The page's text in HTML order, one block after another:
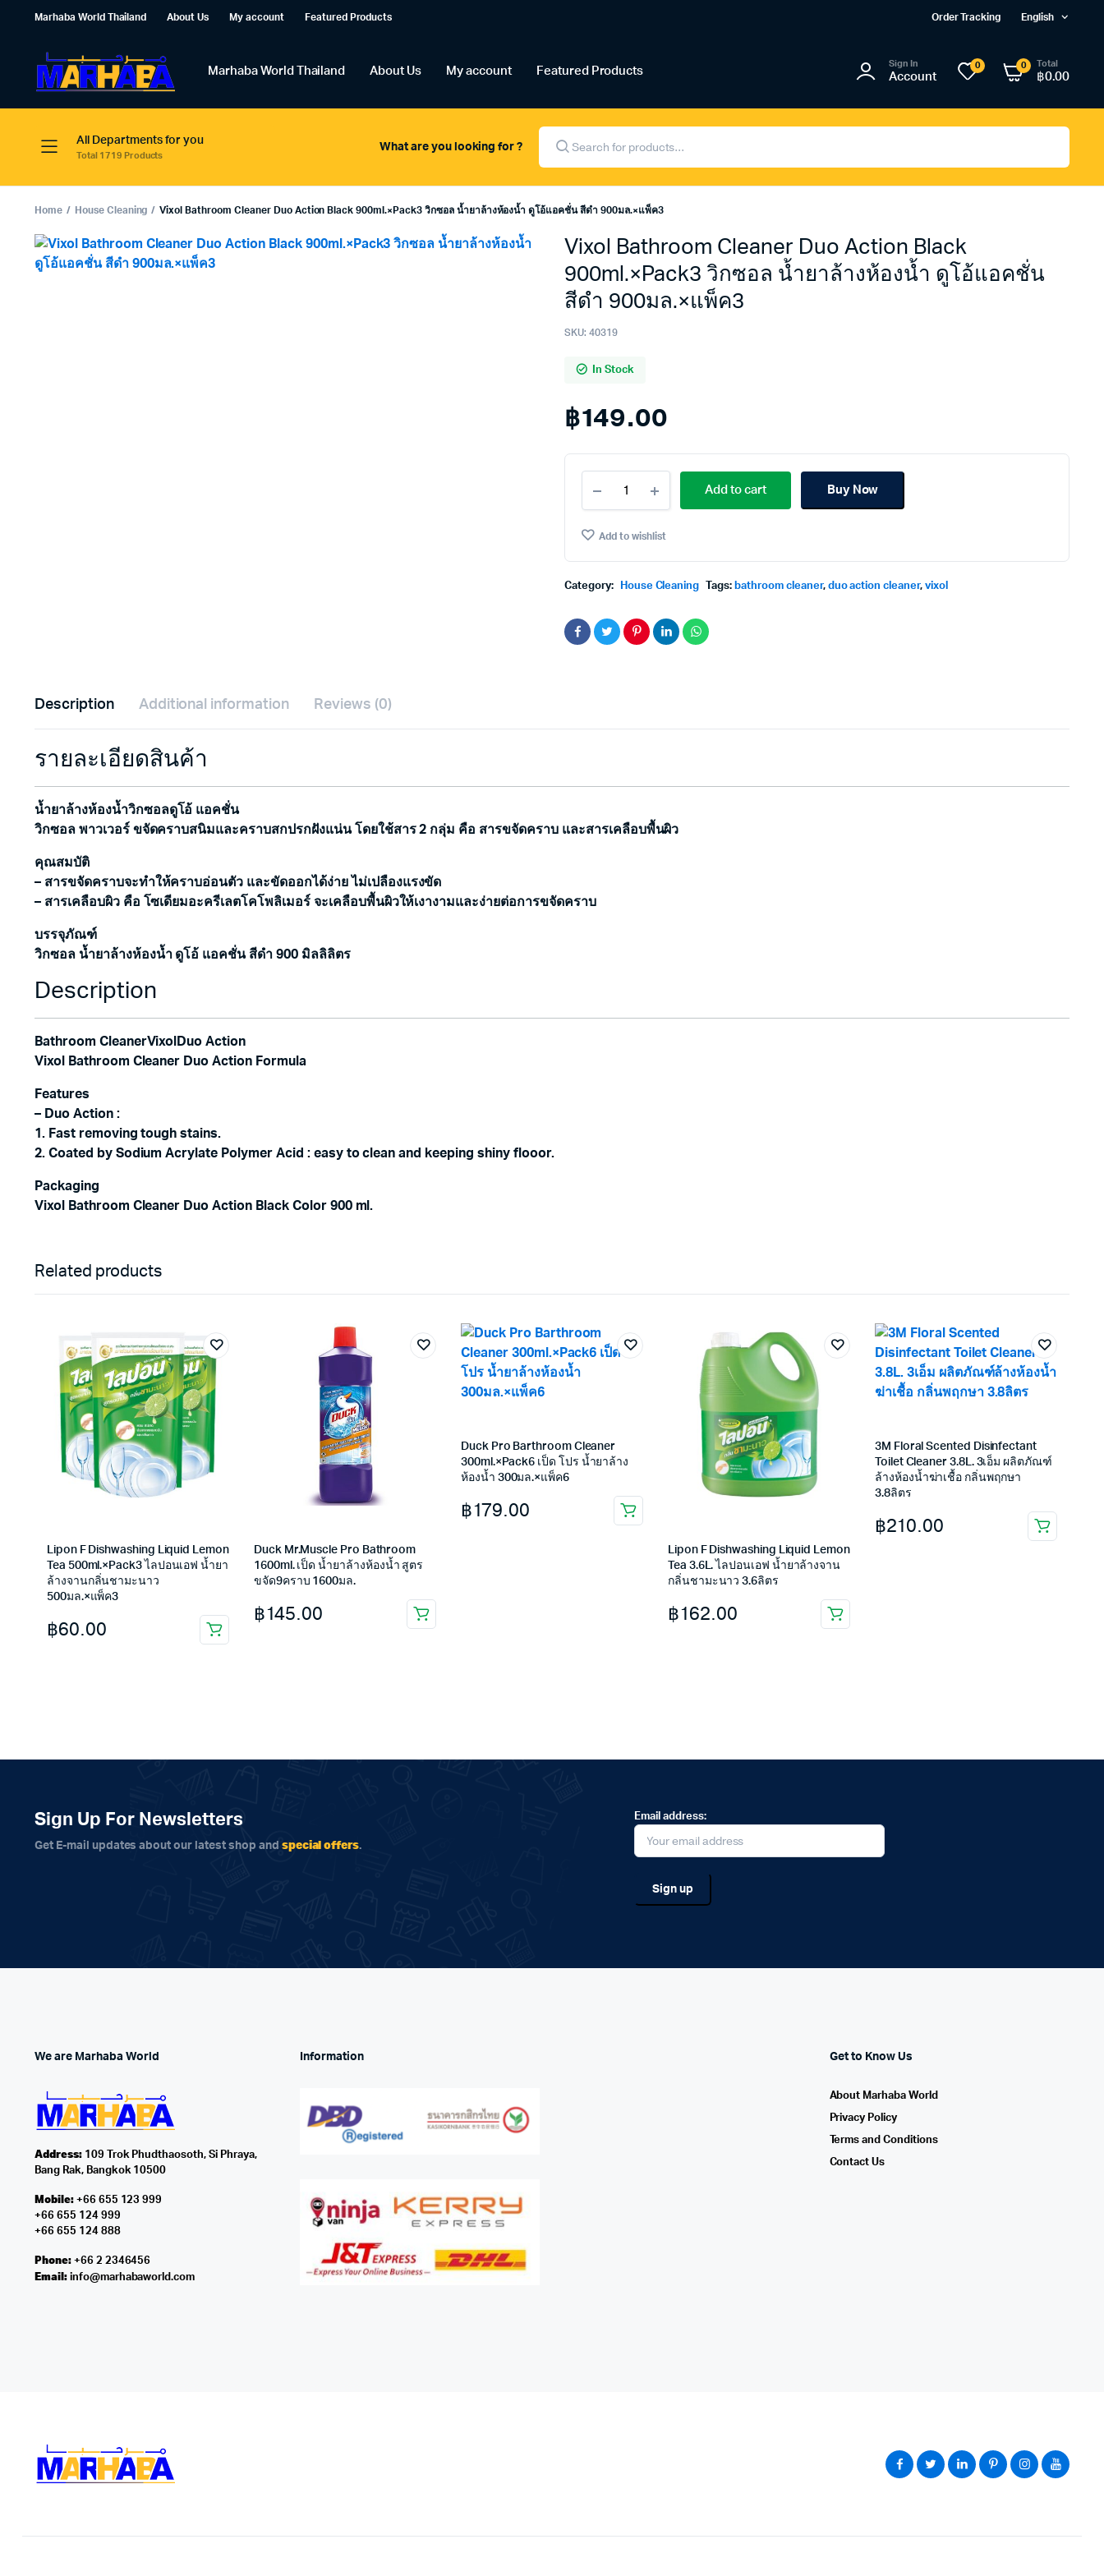
Marhaba World Thailand About Us My account Featured Products Order Tracking English
Marhaba World Thailand About Us My account Featured Products
Sign In
Account
0 0 Total
฿0.00
All Departments for you
Total 1719 Products
What are you looking for ?
Products
search
Home House Cleaning Vixol Bathroom Cleaner Duo Action Black 900ml.×Pack3 วิกซอล น้ำยาล้างห้องน้ำ ดูโอ้แอคชั่น สีดำ 900มล.×แพ็ค3
Vixol Bathroom Cleaner Duo Action Black
900ml.×Pack3 วิกซอล น้ำยาล้างห้องน้ำ ดูโอ้แอคชั่น
สีดำ 900มล.×แพ็ค3
SKU: 40319
In Stock
฿149.00
Bathroom
Cleaner
Action
วิก
น้ำยา
ล้าง
สีดำ
Add to cart Buy Now
Add to wishlist
Category: House Cleaning Tags: bathroom cleaner, duo action cleaner,vixol
Description Additional information Reviews (0)
รายละเอียดสินค้า
น้ำยาล้างห้องน้ำวิกซอลดูโอ้ แอคชั่น
วิกซอล พาวเวอร์ ขจัดคราบสนิมและคราบสกปรกฝังแน่น โดยใช้สาร 2 กลุ่ม คือ สารขจัดคราบ และสารเคลือบพื้นผิว
คุณสมบัติ
– สารขจัดคราบจะทำให้คราบอ่อนตัว และขัดออกได้ง่าย ไม่เปลืองแรงขัด
– สารเคลือบผิว คือ โซเดียมอะครีเลตโคโพลิเมอร์ จะเคลือบพื้นผิวให้เงางามและง่ายต่อการขจัดคราบ
บรรจุภัณฑ์
วิกซอล น้ำยาล้างห้องน้ำ ดูโอ้ แอคชั่น สีดำ 900 มิลลิลิตร
Description
Bathroom CleanerVixolDuo Action
Vixol Bathroom Cleaner Duo Action Formula
Features
– Duo Action :
1. Fast removing tough stains.
2. Coated by Sodium Acrylate Polymer Acid : easy to clean and keeping shiny flooor.
Packaging
Vixol Bathroom Cleaner Duo Action Black Color 900 ml.
Related products
Lipon F Dishwashing Liquid Lemon
Tea 500ml.×Pack3 ไลปอนเอฟ น้ำยา
ล้างจานกลิ่นชามะนาว
500มล.×แพ็ค3
฿60.00
Duck Mr.Muscle Pro Bathroom
1600ml. เป็ด น้ำยาล้างห้องน้ำ สูตร
ขจัด9คราบ 1600มล.
฿145.00
Duck Pro Barthroom Cleaner
300ml.×Pack6 เป็ด โปร น้ำยาล้าง
ห้องน้ำ 300มล.×แพ็ค6
฿179.00
Lipon F Dishwashing Liquid Lemon
Tea 3.6L. ไลปอนเอฟ น้ำยาล้างจาน
กลิ่นชามะนาว 3.6ลิตร
฿162.00
3M Floral Scented Disinfectant
Toilet Cleaner 3.8L. 3เอ็ม ผลิตภัณฑ์
ล้างห้องน้ำฆ่าเชื้อ กลิ่นพฤกษา
3.8ลิตร
฿210.00
Sign Up For Newsletters
Get E-mail updates about our latest shop and special offers.
Email address:
We are Marhaba World
Address:109 Trok Phudthaosoth, Si Phraya,
Bang Rak, Bangkok 10500
Mobile:+66 655 123 999
+66 655 124 999
+66 655 124 888
Phone:+66 2 2346456
Email: info@marhabaworld.com
Information Get to Know Us
About Marhaba World
Privacy Policy
Terms and Conditions
Contact Us